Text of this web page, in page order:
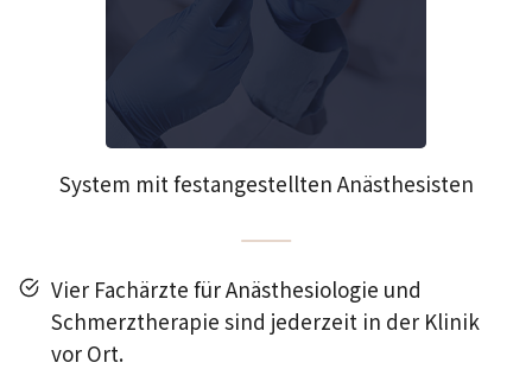
System mit festangestellten Anästhesisten
Vier Fachärzte für Anästhesiologie und
Schmerztherapie sind jederzeit in der Klinik
vor Ort.